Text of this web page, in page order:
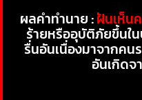
ผลคำทำนาย :ฝันเห็น
ร้ายหรืออุบัติภัยขึ้นใ
รื่นอันเนื่องมาจากคน
อันเกิดจ